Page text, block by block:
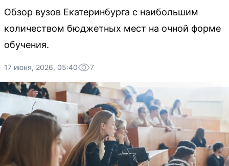
Обзор вузов Екатеринбурга с наибольшим
количеством бюджетных мест на очной форме
обучения.
17 июня, 2026, 05:40 7